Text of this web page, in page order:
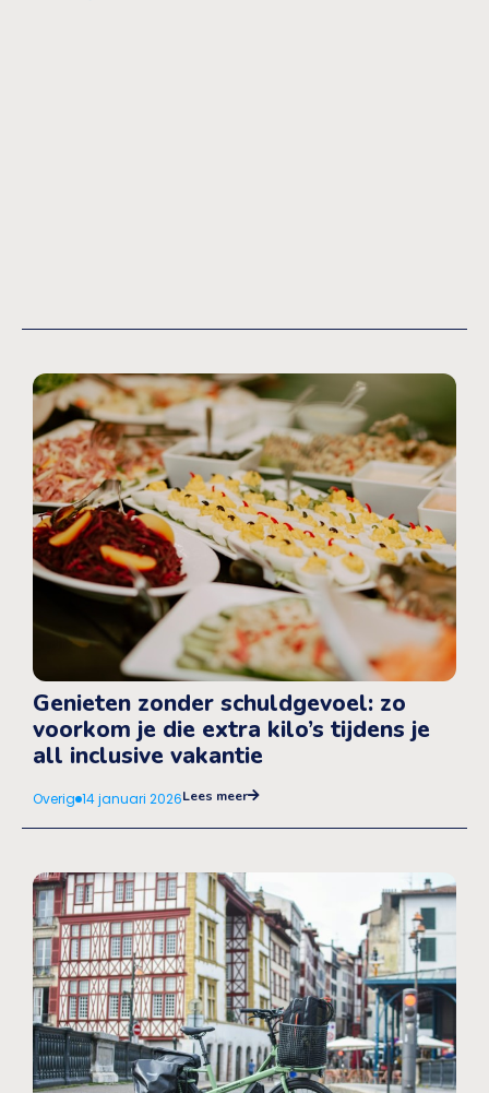
Genieten zonder schuldgevoel: zo
voorkom je die extra kilo’s tijdens je
all inclusive vakantie
Overig 14 januari 2026Lees meer